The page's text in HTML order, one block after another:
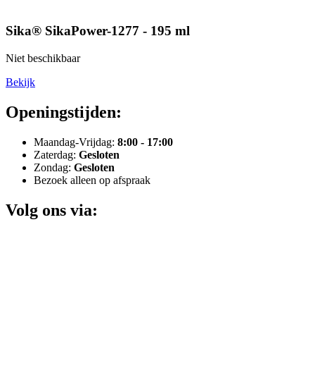
Sika® SikaPower-1277 - 195 ml
Niet beschikbaar
Bekijk
Openingstijden:
Maandag-Vrijdag: 8:00 - 17:00
Zaterdag: Gesloten
Zondag: Gesloten
Bezoek alleen op afspraak
Volg ons via: